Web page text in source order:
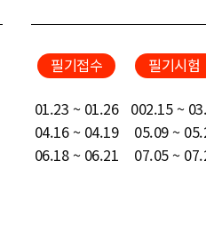
필기접수 필기시험
01.23 ~ 01.26
002.15 ~
04.16 ~ 04.19
05.09 ~
06.18 ~ 06.21
07.05 ~